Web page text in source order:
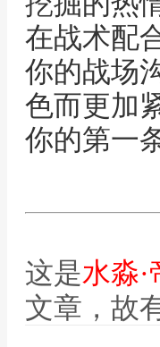
在战术配
你的战场
色而更加
你的第一
这是水淼
文章，故